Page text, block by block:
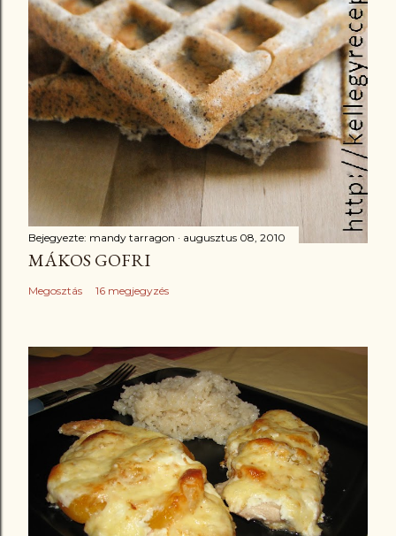
Bejegyezte: mandy tarragon augusztus 08, 2010
MÁKOS GOFRI
Megosztás 16 megjegyzés